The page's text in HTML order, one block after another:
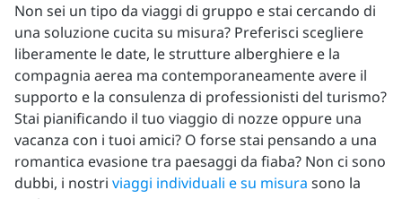
Non sei un tipo da viaggi di gruppo e stai cercando di
una soluzione cucita su misura? Preferisci scegliere
liberamente le date, le strutture alberghiere e la
compagnia aerea ma contemporaneamente avere il
supporto e la consulenza di professionisti del turismo?
Stai pianificando il tuo viaggio di nozze oppure una
vacanza con i tuoi amici? O forse stai pensando a una
romantica evasione tra paesaggi da fiaba? Non ci sono
dubbi, i nostri viaggi individuali e su misura sono la